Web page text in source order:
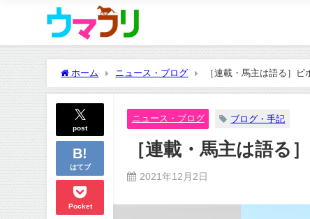
ホーム ニュース・ブログ ［連載・馬主は語る］ピ
post
はてブ
Pocket
ニュース・ブログ ブログ・手記
［連載・馬主は語る
2021年12月2日